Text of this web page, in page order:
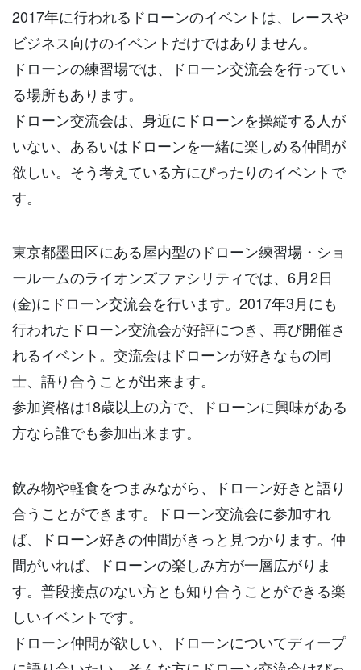
2017年に行われるドローンのイベントは、レースや
ビジネス向けのイベントだけではありません。
ドローンの練習場では、ドローン交流会を行ってい
る場所もあります。
ドローン交流会は、身近にドローンを操縦する人が
いない、あるいはドローンを一緒に楽しめる仲間が
欲しい。そう考えている方にぴったりのイベントで
す。
東京都墨田区にある屋内型のドローン練習場・ショ
ールームのライオンズファシリティでは、6月2日
(金)にドローン交流会を行います。2017年3月にも
行われたドローン交流会が好評につき、再び開催さ
れるイベント。交流会はドローンが好きなもの同
士、語り合うことが出来ます。
参加資格は18歳以上の方で、ドローンに興味がある
方なら誰でも参加出来ます。
飲み物や軽食をつまみながら、ドローン好きと語り
合うことができます。ドローン交流会に参加すれ
ば、ドローン好きの仲間がきっと見つかります。仲
間がいれば、ドローンの楽しみ方が一層広がりま
す。普段接点のない方とも知り合うことができる楽
しいイベントです。
ドローン仲間が欲しい、ドローンについてディープ